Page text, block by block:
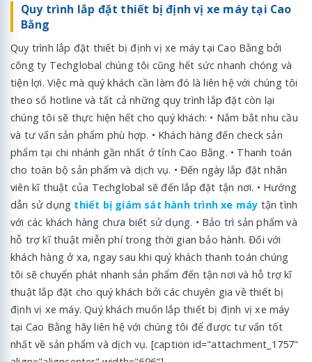
Quy trình lắp đặt thiết bị định vị xe máy tại Cao
Bằng
Quy trình lắp đặt thiết bị định vị xe máy tại Cao Bằng bởi
công ty Techglobal chúng tôi cũng hết sức nhanh chóng và
tiện lợi. Việc mà quý khách cần làm đó là liên hệ với chúng tôi
theo số hotline và tất cả những quy trình lắp đặt còn lại
chúng tôi sẽ thực hiện hết cho quý khách: • Nắm bắt nhu cầu
và tư vấn sản phẩm phù hợp. • Khách hàng đến check sản
phẩm tại chi nhánh gần nhất ở tỉnh Cao Bằng. • Thanh toán
cho toàn bộ sản phẩm và dịch vụ. • Đến ngày lắp đặt nhân
viên kĩ thuật của Techglobal sẽ đến lắp đặt tận nơi. • Hướng
dẫn sử dụng thiết bị giám sát hành trình xe máy tận tình
với các khách hàng chưa biết sử dụng. • Bảo trì sản phẩm và
hỗ trợ kĩ thuật miễn phí trong thời gian bảo hành. Đối với
khách hàng ở xa, ngay sau khi quý khách thanh toán chúng
tôi sẽ chuyển phát nhanh sản phẩm đến tận nơi và hỗ trợ kĩ
thuật lắp đặt cho quý khách bởi các chuyên gia về thiết bị
định vị xe máy. Quý khách muốn lắp thiết bị định vị xe máy
tại Cao Bằng hãy liên hệ với chúng tôi để được tư vấn tốt
nhất về sản phẩm và dịch vụ. [caption id="attachment_1757"